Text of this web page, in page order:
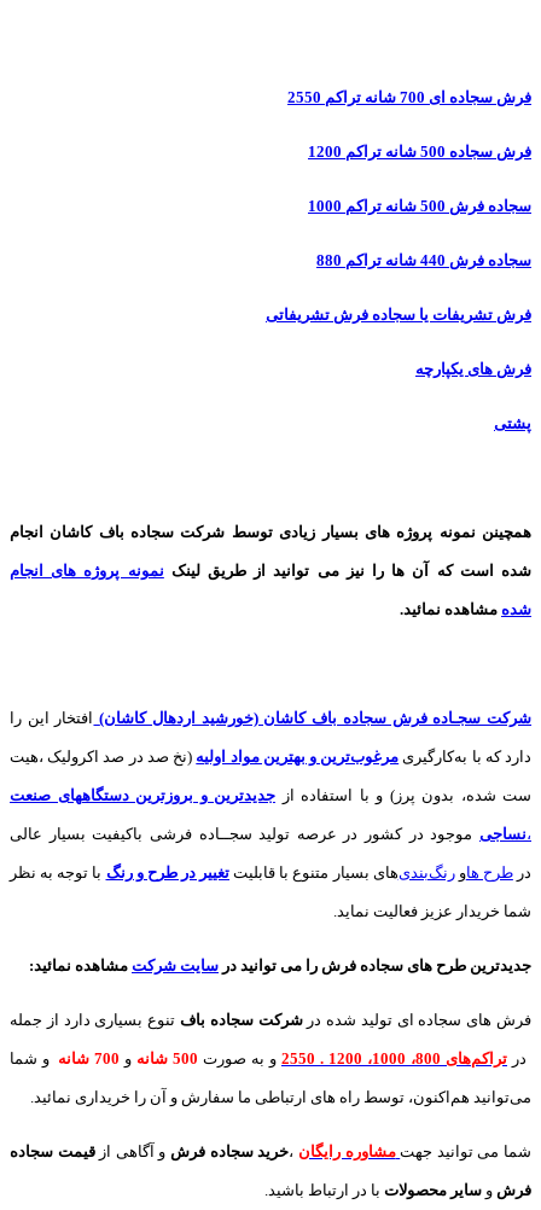
فرش سجاده ای 700 شانه تراکم 2550
فرش سجاده 500 شانه تراکم 1200
سجاده فرش 500 شانه تراکم 1000
سجاده فرش 440 شانه تراکم 880
فرش تشریفات یا سجاده فرش تشریفاتی
فرش های یکپارچه
پشتی
همچینن نمونه پروژه های بسیار زیادی توسط شرکت سجاده باف کاشان انجام
شده است که آن ها را نیز می توانید از طریق لینک نمونه پروژه های انجام
شده مشاهده نمائید.
شرکت سجـاده فرش سجاده باف کاشان (خورشید اردهال کاشان) افتخار این را
دارد که با به‌کارگیری مرغوب‌ترین و بهترین مواد اولیه (نخ صد در صد اکرولیک ،هیت
ست شده، بدون پرز) و با استفاده از جدیدترین و بروزترین دستگاههای صنعت
نساجی، موجود در کشور در عرصه تولید سجــاده فرشی باکیفیت بسیار عالی
درطرح هاو
رنگ‌بندی‌ های بسیار متنوع با قابلیت تغییر در طرح و رنگ با توجه به نظر
شما خریدار عزیز فعالیت نماید.
جدیدترین طرح های سجاده فرش را می توانید در سایت شرکت مشاهده نمائید:
فرش های سجاده ای تولید شده درشرکت سجاده باف تنوع بسیاری دارد از جمله
در تراکم‌های 800، 1000، 1200 . 2550 و به صورت 500 شانه و 700 شانه و شما
می‌توانید هم‌اکنون، توسط راه های ارتباطی ما سفارش و آن را خریداری نمائید.
شما می توانید جهت مشاوره رایگان ،خرید سجاده فرش و آگاهی ازقیمت سجاده
فرش و سایر محصولات با در ارتباط باشید.